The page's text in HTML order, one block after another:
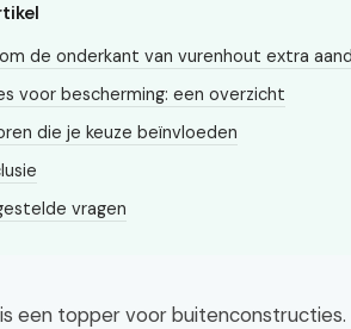
de onderkant van vurenhout extra
voor bescherming: een overzicht
die je keuze beïnvloeden
vragen
een topper voor buitenconstructies.